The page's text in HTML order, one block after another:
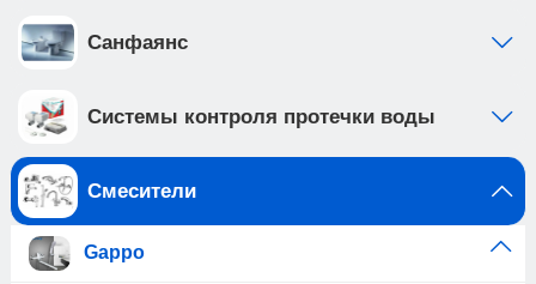
Санфаянс
Системы контроля протечки воды
Смесители
Gappo